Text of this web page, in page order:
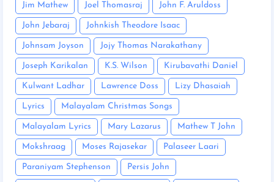
Jim Mathew Joel Thomasraj John F. Aruldoss
John Jebaraj Johnkish Theodore Isaac
Johnsam Joyson Jojy Thomas Narakathany
Joseph Karikalan K.S. Wilson Kirubavathi Daniel
Kulwant Ladhar Lawrence Doss Lizy Dhasaiah
Lyrics Malayalam Christmas Songs
Malayalam Lyrics Mary Lazarus Mathew T John
Mokshraag Moses Rajasekar Palaseer Laari
Paraniyam Stephenson Persis John